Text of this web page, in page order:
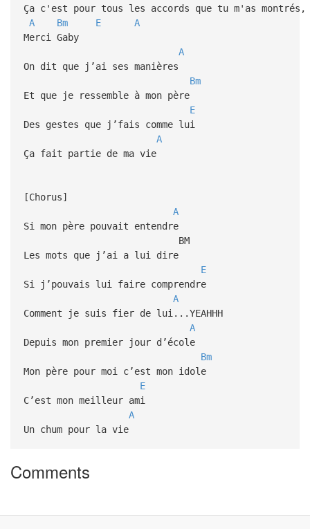
Ça c'est pour tous les accords que tu m'as montrés,
A
Bm E
A
Merci Gaby
A
On dit que j’ai ses manières
Bm
Et que je ressemble à mon père
E
Des gestes que j’fais comme lui
A
Ça fait partie de ma vie
[Chorus]
A
Si mon père pouvait entendre
BM
Les mots que j’ai a lui dire
E
Si j’pouvais lui faire comprendre
A
Comment je suis fier de lui...YEAHHH
A
Depuis mon premier jour d’école
Bm
Mon père pour moi c’est mon idole
E
C’est mon meilleur ami
A
Un chum pour la vie
Comments